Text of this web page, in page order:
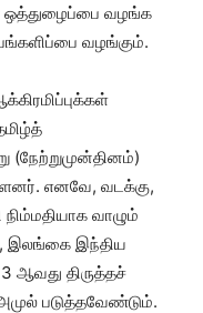
ஒத்துழைப்பை வழங்க
வழங்கும்.
(நேற்றுமுன்தினம்)
எனவே, வடக்கு,
நிம்மதியாக வாழும்
இலங்கை இந்திய
ஆவது திருத்தச்
படுத்தவேண்டும்.